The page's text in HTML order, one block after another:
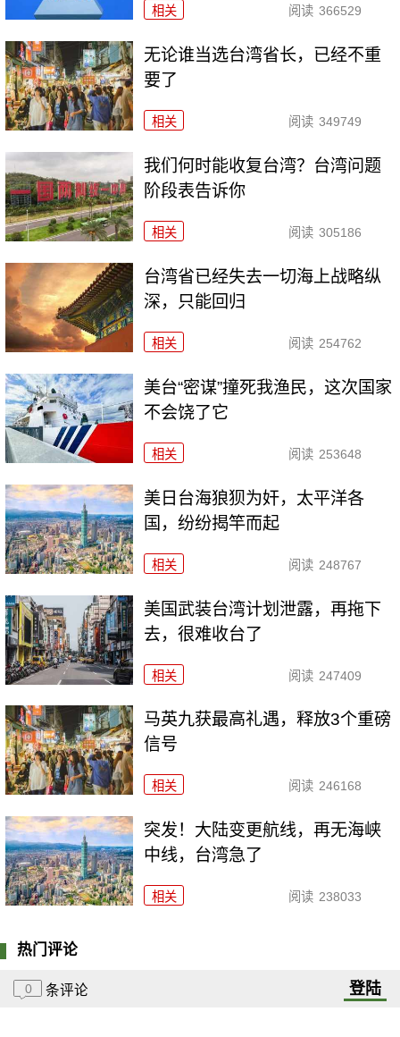
相关 阅读 366529
无论谁当选台湾省长，已经不重
要了
相关 阅读 349749
我们何时能收复台湾？台湾问题
阶段表告诉你
相关 阅读 305186
台湾省已经失去一切海上战略纵
深，只能回归
相关 阅读 254762
美台“密谋”撞死我渔民，这次国家
不会饶了它
相关 阅读 253648
美日台海狼狈为奸，太平洋各
国，纷纷揭竿而起
相关 阅读 248767
美国武装台湾计划泄露，再拖下
去，很难收台了
相关 阅读 247409
马英九获最高礼遇，释放3个重磅
信号
相关 阅读 246168
突发！大陆变更航线，再无海峡
中线，台湾急了
相关 阅读 238033
热门评论
0 条评论 登陆